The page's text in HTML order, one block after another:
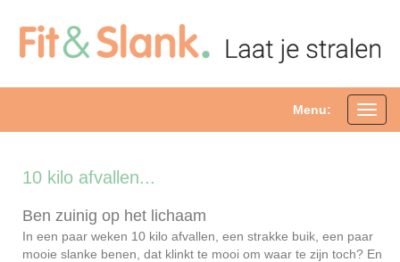
Menu:
10 kilo afvallen...
Ben zuinig op het lichaam
In een paar weken 10 kilo afvallen, een strakke buik, een paar
mooie slanke benen, dat klinkt te mooi om waar te zijn toch? En